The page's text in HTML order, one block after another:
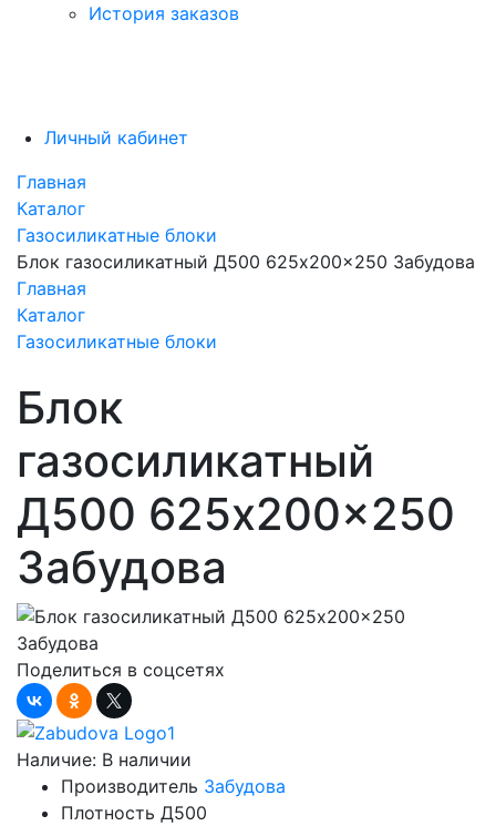
История заказов
Личный кабинет
Главная
Каталог
Газосиликатные блоки
Блок газосиликатный Д500 625x200x250 Забудова
Главная
Каталог
Газосиликатные блоки
Блок
газосиликатный
Д500 625x200x250
Забудова
Поделиться в соцсетях
Наличие: В наличии
Производитель Забудова
Плотность Д500